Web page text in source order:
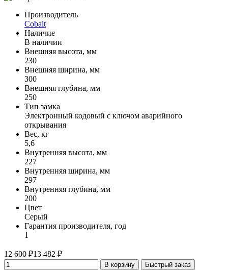
Производитель
Cobalt
Наличие
В наличии
Внешняя высота, мм
230
Внешняя ширина, мм
300
Внешняя глубина, мм
250
Тип замка
Электронный кодовый с ключом аварийного
открывания
Вес, кг
5,6
Внутренняя высота, мм
227
Внутренняя ширина, мм
297
Внутренняя глубина, мм
200
Цвет
Серый
Гарантия производителя, год
1
12 600 ₽13 482 ₽
В корзину Быстрый заказ